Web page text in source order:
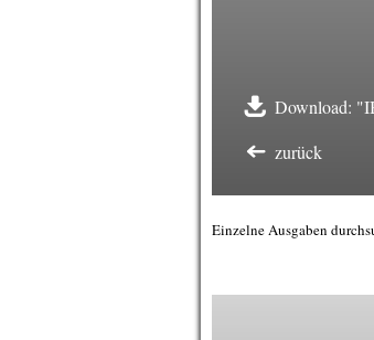
Download:
zurück
Einzelne Ausgaben